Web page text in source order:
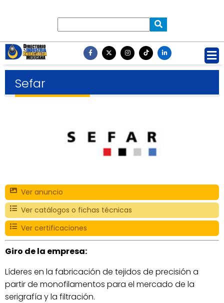
Sefar
Ver anuncio
Ver catálogos o fichas técnicas
Ver certificaciones
Giro de la empresa:
Líderes en la fabricación de tejidos de precisión a
partir de monofilamentos para el mercado de la
serigrafía y la filtración.